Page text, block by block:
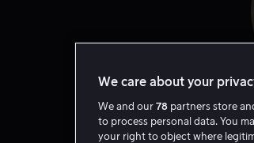
We care about your
We and our 78 partners store
to process personal data. You
your right to object where